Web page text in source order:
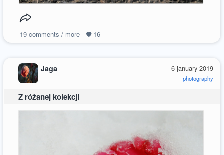
19comments / more 16
6 january 2019
photography
Jaga
Z różanej kolekcji